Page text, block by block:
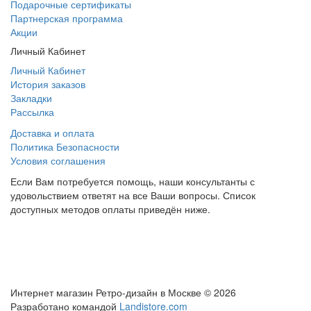
Подарочные сертификаты
Партнерская программа
Акции
Личный Кабинет
Личный Кабинет
История заказов
Закладки
Рассылка
Доставка и оплата
Политика Безопасности
Условия соглашения
Если Вам потребуется помощь, наши консультанты с
удовольствием ответят на все Ваши вопросы. Список
доступных методов оплаты приведён ниже.
Интернет магазин Ретро-дизайн в Москве © 2026
Разработано командой Landistore.com